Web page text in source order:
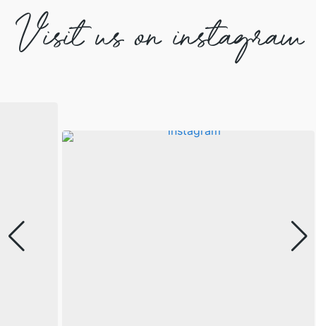
Visit us on instagram